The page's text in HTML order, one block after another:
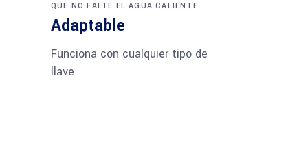
QUE NO FALTE EL AGUA CALIENTE
Adaptable
Funciona con cualquier tipo de
llave